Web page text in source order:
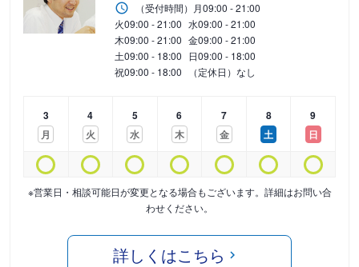
（受付時間） 月09:00 - 21:00
火09:00 - 21:00 水09:00 - 21:00
木09:00 - 21:00 金09:00 - 21:00
土09:00 - 18:00 日09:00 - 18:00
祝09:00 - 18:00 （定休日）なし
3
月
4
火
5
水
6
木
7
金
8
土
9
日
※営業日・相談可能日が変更となる場合もございます。詳細はお問い合
わせください。
詳しくはこちら